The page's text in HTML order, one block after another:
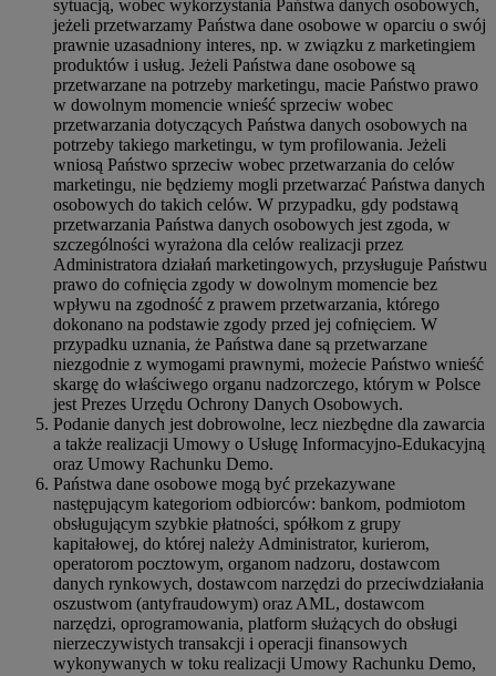
sytuacją, wobec wykorzystania Państwa danych osobowych,
jeżeli przetwarzamy Państwa dane osobowe w oparciu o swój
prawnie uzasadniony interes, np. w związku z marketingiem
produktów i usług. Jeżeli Państwa dane osobowe są
przetwarzane na potrzeby marketingu, macie Państwo prawo
w dowolnym momencie wnieść sprzeciw wobec
przetwarzania dotyczących Państwa danych osobowych na
potrzeby takiego marketingu, w tym profilowania. Jeżeli
wniosą Państwo sprzeciw wobec przetwarzania do celów
marketingu, nie będziemy mogli przetwarzać Państwa danych
osobowych do takich celów. W przypadku, gdy podstawą
przetwarzania Państwa danych osobowych jest zgoda, w
szczególności wyrażona dla celów realizacji przez
Administratora działań marketingowych, przysługuje Państwu
prawo do cofnięcia zgody w dowolnym momencie bez
wpływu na zgodność z prawem przetwarzania, którego
dokonano na podstawie zgody przed jej cofnięciem. W
przypadku uznania, że Państwa dane są przetwarzane
niezgodnie z wymogami prawnymi, możecie Państwo wnieść
skargę do właściwego organu nadzorczego, którym w Polsce
jest Prezes Urzędu Ochrony Danych Osobowych.
Podanie danych jest dobrowolne, lecz niezbędne dla zawarcia
a także realizacji Umowy o Usługę Informacyjno-Edukacyjną
oraz Umowy Rachunku Demo.
Państwa dane osobowe mogą być przekazywane
następującym kategoriom odbiorców: bankom, podmiotom
obsługującym szybkie płatności, spółkom z grupy
kapitałowej, do której należy Administrator, kurierom,
operatorom pocztowym, organom nadzoru, dostawcom
danych rynkowych, dostawcom narzędzi do przeciwdziałania
oszustwom (antyfraudowym) oraz AML, dostawcom
narzędzi, oprogramowania, platform służących do obsługi
nierzeczywistych transakcji i operacji finansowych
wykonywanych w toku realizacji Umowy Rachunku Demo,